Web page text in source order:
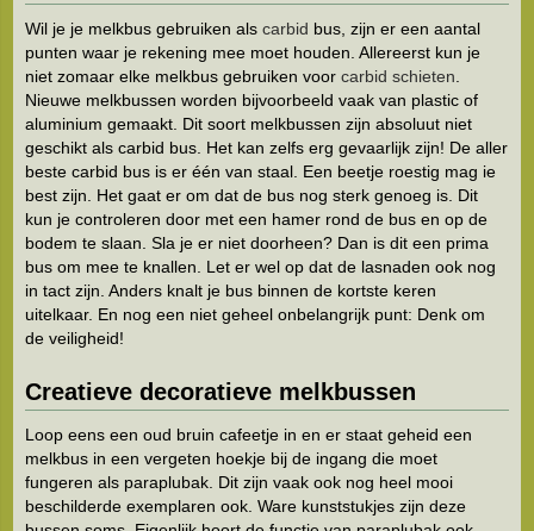
Wil je je melkbus gebruiken alscarbid bus, zijn er een aantal
punten waar je rekening mee moet houden. Allereerst kun je
niet zomaar elke melkbus gebruiken voorcarbid schieten
Nieuwe melkbussen worden bijvoorbeeld vaak van plastic of
aluminium gemaakt. Dit soort melkbussen zijn absoluut niet
geschikt als carbid bus. Het kan zelfs erg gevaarlijk zijn! De aller
beste carbid bus is er één van staal. Een beetje roestig mag ie
best zijn. Het gaat er om dat de bus nog sterk genoeg is. Dit
kun je controleren door met een hamer rond de bus en op de
bodem te slaan. Sla je er niet doorheen? Dan is dit een prima
bus om mee te knallen. Let er wel op dat de lasnaden ook nog
in tact zijn. Anders knalt je bus binnen de kortste keren
uitelkaar. En nog een niet geheel onbelangrijk punt: Denk om
de veiligheid!
Creatieve decoratieve melkbussen
Loop eens een oud bruin cafeetje in en er staat geheid een
melkbus in een vergeten hoekje bij de ingang die moet
fungeren als paraplubak. Dit zijn vaak ook nog heel mooi
beschilderde exemplaren ook. Ware kunststukjes zijn deze